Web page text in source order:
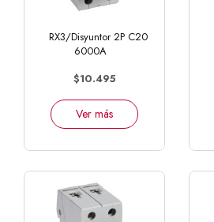
RX3/Disyuntor 2P C20
6000A
$10.495
Ver más